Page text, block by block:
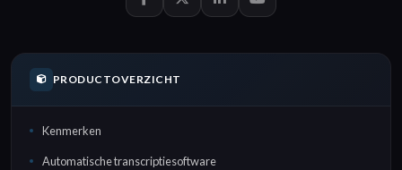
PRODUCTOVERZICHT
Kenmerken
Automatische transcriptiesoftware